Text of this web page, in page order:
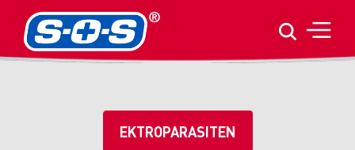
EKTROPARASITEN